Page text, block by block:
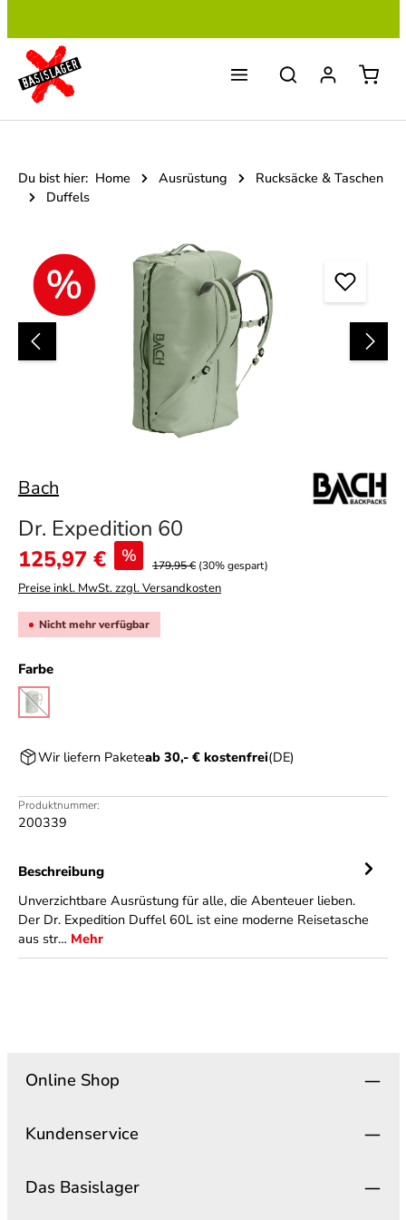
Du bist hier: Home Ausrüstung
Rucksäcke & Taschen
Duffels
Bildergalerie überspringen
Bach
Dr. Expedition 60
Verkaufspreis:
125,97 € % 179,95 € (30% gespart)
Preise inkl. MwSt. zzgl. Versandkosten
Nicht mehr verfügbar
Farbeauswählen
sage green
(Diese Option ist zurzeit nicht verfügbar.)
Wir liefern Paketeab 30,- € kostenfrei(DE)
Produktnummer:
200339
Beschreibung
Unverzichtbare Ausrüstung für alle, die Abenteuer lieben.
Der Dr. Expedition Duffel 60L ist eine moderne Reisetasche
aus str… Mehr
Online Shop
Kundenservice
Das Basislager